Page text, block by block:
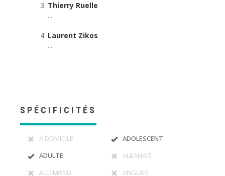
Thierry Ruelle
...
Laurent Zikos
...
SPÉCIFICITÉS
À DOMICILE
ADOLESCENT
ADULTE
ALBANAIS
ALLEMAND
ANGLAIS